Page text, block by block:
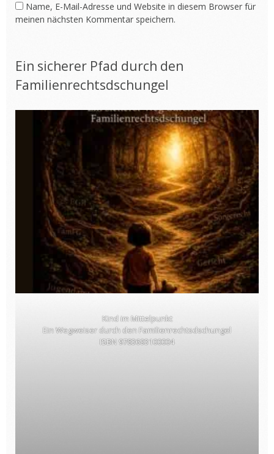
Name, E-Mail-Adresse und Website in diesem Browser für
meinen nächsten Kommentar speichern.
Ein sicherer Pfad durch den
Familienrechtsdschungel
Kind im Mittelpunkt
Ein Wegweiser durch den Familienrechtsdschungel
ISBN 9783693100004